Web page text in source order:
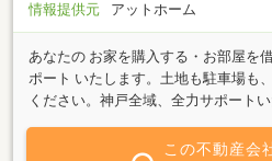
情報提供元
アットホーム
あなたの お家を購入する・お部屋を
ポート いたします。土地も駐車場も
ください。神戸全域、全力サポートい
この不動産会